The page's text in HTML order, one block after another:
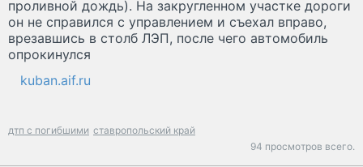
проливной дождь). На закругленном участке дороги
он не справился с управлением и съехал вправо,
врезавшись в столб ЛЭП, после чего автомобиль
опрокинулся
kuban.aif.ru
дтп с погибшими ставропольский край
94 просмотров всего.